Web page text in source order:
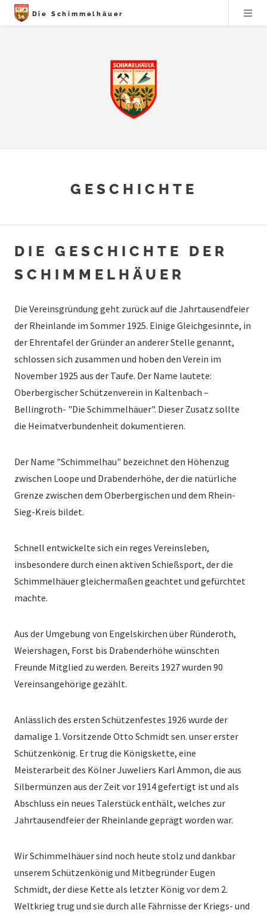
Die Schimmelhäuer
GESCHICHTE
DIE GESCHICHTE DER
SCHIMMELHÄUER
Die Vereinsgründung geht zurück auf die Jahrtausendfeier
der Rheinlande im Sommer 1925. Einige Gleichgesinnte, in
der Ehrentafel der Gründer an anderer Stelle genannt,
schlossen sich zusammen und hoben den Verein im
November 1925 aus der Taufe. Der Name lautete:
Oberbergischer Schützenverein in Kaltenbach –
Bellingroth- "Die Schimmelhäuer". Dieser Zusatz sollte
die Heimatverbundenheit dokumentieren.
Der Name "Schimmelhau" bezeichnet den Höhenzug
zwischen Loope und Drabenderhöhe, der die natürliche
Grenze zwischen dem Oberbergischen und dem Rhein-
Sieg-Kreis bildet.
Schnell entwickelte sich ein reges Vereinsleben,
insbesondere durch einen aktiven Schießsport, der die
Schimmelhäuer gleichermaßen geachtet und gefürchtet
machte.
Aus der Umgebung von Engelskirchen über Ründeroth,
Weiershagen, Forst bis Drabenderhöhe wünschten
Freunde Mitglied zu werden. Bereits 1927 wurden 90
Vereinsangehörige gezählt.
Anlässlich des ersten Schützenfestes 1926 wurde der
damalige 1. Vorsitzende Otto Schmidt sen. unser erster
Schützenkönig. Er trug die Königskette, eine
Meisterarbeit des Kölner Juweliers Karl Ammon, die aus
Silbermünzen aus der Zeit vor 1914 gefertigt ist und als
Abschluss ein neues Talerstück enthält, welches zur
Jahrtausendfeier der Rheinlande geprägt worden war.
Wir Schimmelhäuer sind noch heute stolz und dankbar
unserem Schützenkönig und Mitbegründer Eugen
Schmidt, der diese Kette als letzter König vor dem 2.
Weltkrieg trug und sie durch alle Fährnisse der Kriegs- und